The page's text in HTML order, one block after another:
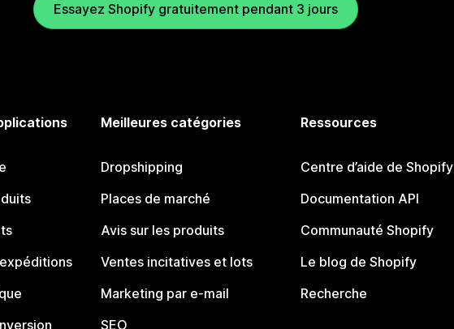
Essayez Shopify gratuitement pendant 3 jours
Meilleures catégories
Dropshipping
Places de marché
Avis sur les produits
Ventes incitatives et lots
Marketing par e-mail
SEO
Ressources
Centre d’aide de Shopify
Documentation API
Communauté Shopify
Le blog de Shopify
Recherche